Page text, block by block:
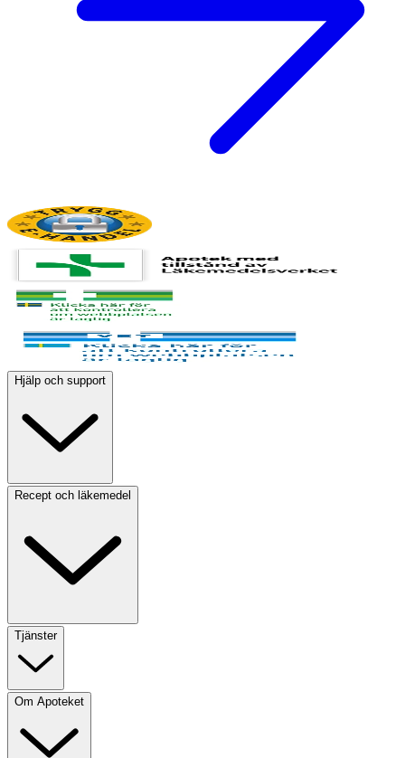
Hjälp och support
Recept och läkemedel
Tjänster
Om Apoteket